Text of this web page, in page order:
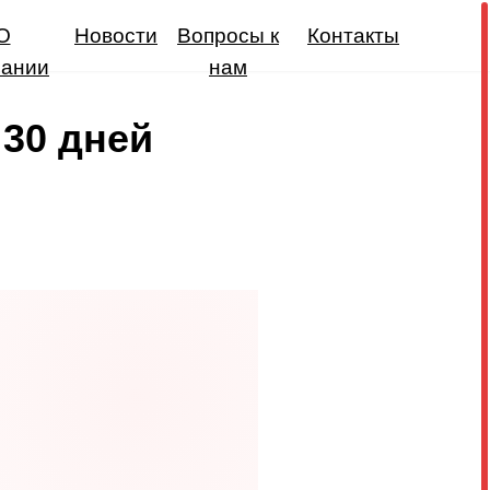
Контакты
Новости
Вопросы к
нам
дней